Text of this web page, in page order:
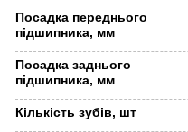
Посадка переднього
підшипника, мм
Посадка заднього
підшипника, мм
Кількість зубів, шт